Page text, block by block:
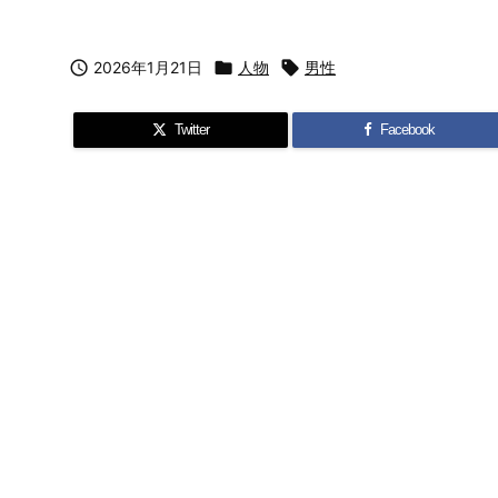
 2026年1月21日  人物  男性
Twitter Facebook